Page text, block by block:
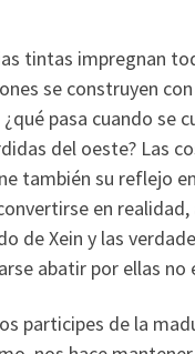
tintas impregnan
se construyen
pasa cuando se
del oeste? Las
también su reflejo
en realidad,
de Xein y las
abatir por ellas no
participes de la